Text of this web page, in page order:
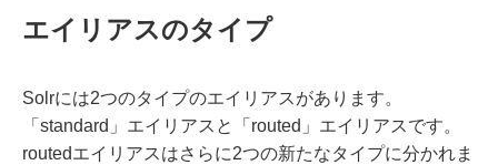
エイリアスのタイプ
Solrには2つのタイプのエイリアスがあります。
「standard」エイリアスと「routed」エイリアスです。
routedエイリアスはさらに2つの新たなタイプに分かれま